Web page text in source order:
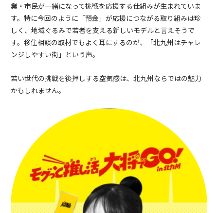
業・市民が一緒になって挑戦を応援する仕組みが生まれていま
す。特に今回のように「預金」が応援につながる取り組みは珍
しく、地域ぐるみで若者を支える新しいモデルと言えそうで
す。移住相談の取材でもよく耳にするのが、「北九州はチャレ
ンジしやすい街」という声。
若い世代の挑戦を後押しする空気感は、北九州ならではの魅力
かもしれません。